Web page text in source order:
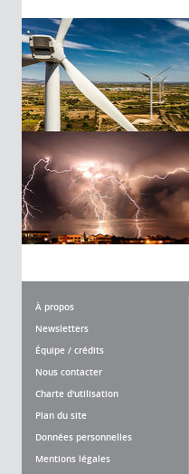
À propos
Newsletters
Équipe / crédits
Nous contacter
Charte d'utilisation
Plan du site
Données personnelles
Mentions légales